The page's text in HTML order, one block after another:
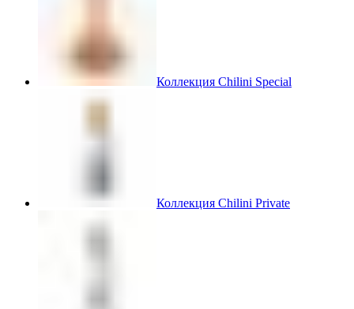
Коллекция Chilini Special
Коллекция Chilini Private